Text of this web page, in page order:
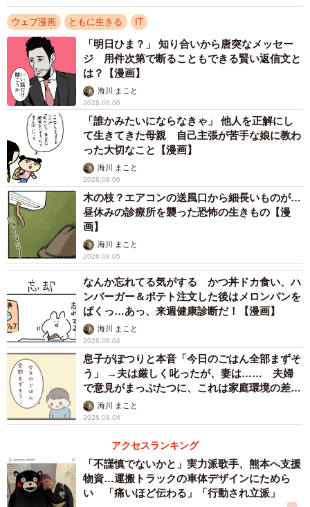
ウェブ漫画 ともに生きる IT
「明日ひま？」 知り合いから唐突なメッセー
ジ 用件次第で断ることもできる賢い返信文と
は？【漫画】
海川 まこと
2026.08.06
「誰かみたいにならなきゃ」 他人を正解にし
て生きてきた母親 自己主張が苦手な娘に教わ
った大切なこと【漫画】
海川 まこと
2026.08.06
木の枝？エアコンの送風口から細長いものが…
昼休みの診療所を襲った恐怖の生きもの【漫
画】
海川 まこと
2026.08.05
なんか忘れてる気がする かつ丼ドカ食い、ハ
ンバーガー＆ポテト注文した後はメロンパンを
ぱくっ…あっ、来週健康診断だ！【漫画】
海川 まこと
2026.08.04
息子がぽつりと本音「今日のごはん全部まずそ
う」 →夫は厳しく叱ったが、妻は…… 夫婦
で意見がまっぷたつに、これは家庭環境の差？
【漫画】
海川 まこと
2026.08.04
アクセスランキング
「不謹慎でないかと」実力派歌手、熊本へ支援
物資…運搬トラックの車体デザインにためら
い 「痛いほど伝わる」「行動され立派」